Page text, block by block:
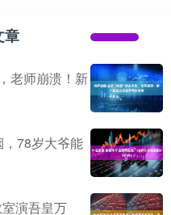
章
老师崩溃！新
78岁大爷能
演吾皇万